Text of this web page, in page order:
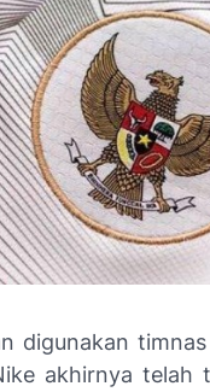
digunakan
akhirnya telah